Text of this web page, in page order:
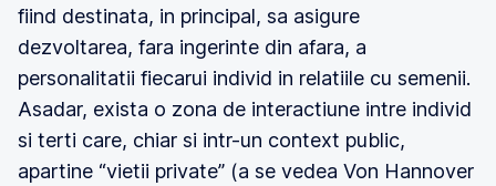
fiind destinata, in principal, sa asigure
dezvoltarea, fara ingerinte din afara, a
personalitatii fiecarui individ in relatiile cu semenii.
Asadar, exista o zona de interactiune intre individ
si terti care, chiar si intr-un context public,
apartine “vietii private” (a se vedea Von Hannover